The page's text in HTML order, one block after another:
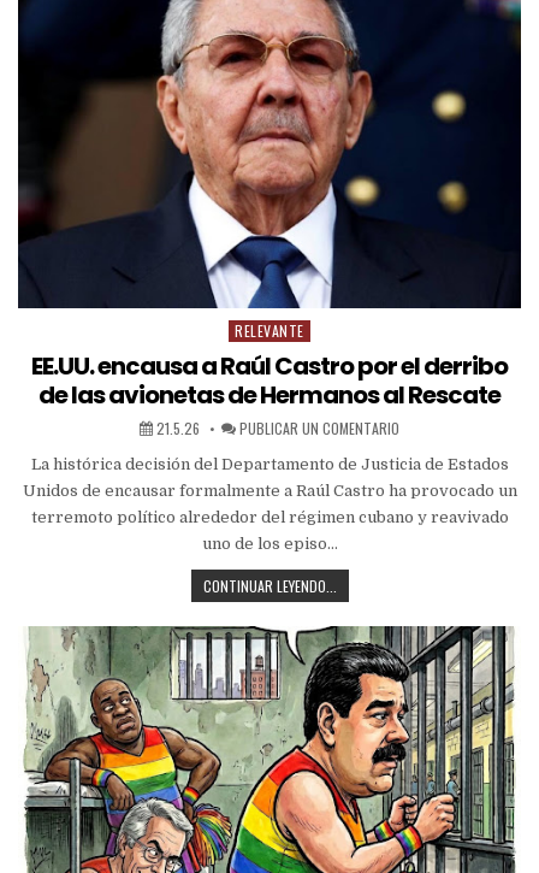
RELEVANTE
EE.UU. encausa a Raúl Castro por el derribo
de las avionetas de Hermanos al Rescate
21.5.26 PUBLICAR UN COMENTARIO
La histórica decisión del Departamento de Justicia de Estados
Unidos de encausar formalmente a Raúl Castro ha provocado un
terremoto político alrededor del régimen cubano y reavivado
uno de los episo…
CONTINUAR LEYENDO...